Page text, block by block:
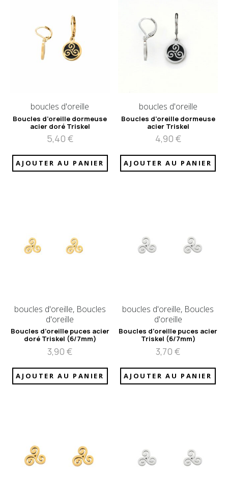
boucles d'oreille
Boucles d’oreille dormeuse
acier doré Triskel
5,40 €
AJOUTER AU PANIER
boucles d'oreille
Boucles d’oreille dormeuse
acier Triskel
4,90 €
AJOUTER AU PANIER
boucles d'oreille, Boucles
d'oreille
Boucles d’oreille puces acier
doré Triskel (6/7mm)
3,90€
AJOUTER AU PANIER
boucles d'oreille, Boucles
d'oreille
Boucles d’oreille puces acier
Triskel (6/7mm)
3,70€
AJOUTER AU PANIER